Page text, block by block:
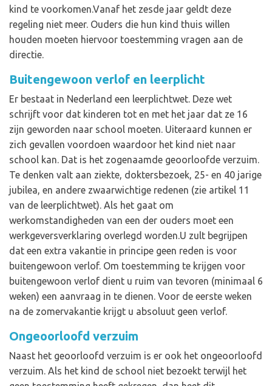
kind te voorkomen.Vanaf het zesde jaar geldt deze
regeling niet meer. Ouders die hun kind thuis willen
houden moeten hiervoor toestemming vragen aan de
directie.
Buitengewoon verlof en leerplicht
Er bestaat in Nederland een leerplichtwet. Deze wet
schrijft voor dat kinderen tot en met het jaar dat ze 16
zijn geworden naar school moeten. Uiteraard kunnen er
zich gevallen voordoen waardoor het kind niet naar
school kan. Dat is het zogenaamde geoorloofde verzuim.
Te denken valt aan ziekte, doktersbezoek, 25- en 40 jarige
jubilea, en andere zwaarwichtige redenen (zie artikel 11
van de leerplichtwet). Als het gaat om
werkomstandigheden van een der ouders moet een
werkgeversverklaring overlegd worden.U zult begrijpen
dat een extra vakantie in principe geen reden is voor
buitengewoon verlof. Om toestemming te krijgen voor
buitengewoon verlof dient u ruim van tevoren (minimaal 6
weken) een aanvraag in te dienen. Voor de eerste weken
na de zomervakantie krijgt u absoluut geen verlof.
Ongeoorloofd verzuim
Naast het geoorloofd verzuim is er ook het ongeoorloofd
verzuim. Als het kind de school niet bezoekt terwijl het